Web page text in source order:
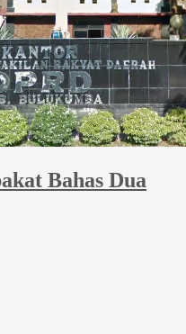
Bahas Dua